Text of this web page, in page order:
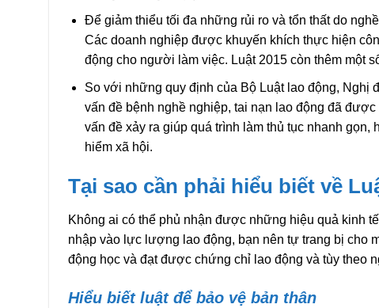
Để giảm thiểu tối đa những rủi ro và tổn thất do
Các doanh nghiệp được khuyến khích thực hiện
động cho người làm việc. Luật 2015 còn thêm một
So với những quy định của Bộ Luật lao động,
vấn đề bệnh nghề nghiệp, tai nạn lao động đã
vấn đề xảy ra giúp quá trình làm thủ tục nhanh
hiểm xã hội.
Tại sao cần phải hiểu biết về
Không ai có thể phủ nhận được những hiệu quả kinh
nhập vào lực lượng lao động, bạn nên tự trang bị cho
động học và đạt được chứng chỉ lao động và tùy theo
Hiểu biết luật để bảo vệ bản thân